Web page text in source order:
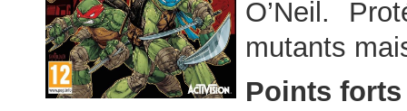
O’Neil.
mutants
Points